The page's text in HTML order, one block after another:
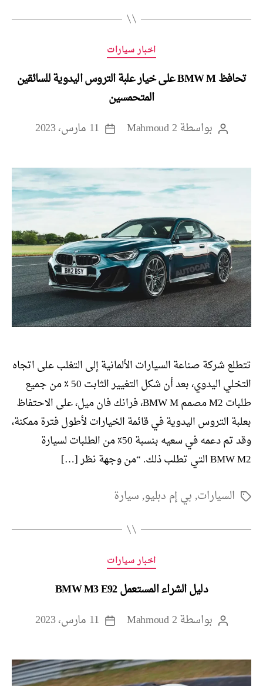
التصنيفات
اخبار سيارات
تحافظ BMW M على خيار علبة التروس اليدوية للسائقين
المتحمسين
كاتببواسطةMahmoud 2
تاريخ
11 مارس، 2023
تتطلع شركة صناعة السيارات الألمانية إلى التغلب على اتجاه
التخلي اليدوي، بعد أن شكل التغيير الثابت 50 ٪ من جميع
طلبات M2 مصمم BMW M، فرانك فان ميل، على الاحتفاظ
بعلبة التروس اليدوية في قائمة الخيارات لأطول فترة ممكنة،
وقد تم دعمه في سعيه بنسبة 50٪ من الطلبات لسيارة
BMW M2 التي تطلب ذلك. “من وجهة نظر […]
الوسومالسيارات,بي إم دبليو,سيارة
التصنيفات
اخبار سيارات
دليل الشراء المستعمل BMW M3 E92
كاتببواسطةMahmoud 2
تاريخ
11 مارس، 2023